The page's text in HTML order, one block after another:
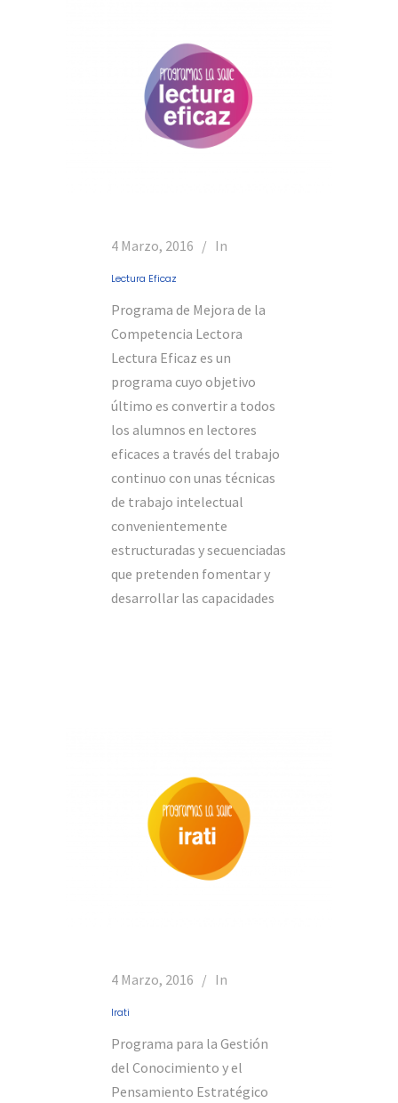
4 Marzo, 2016 In
Lectura Eficaz
Programa de Mejora de la
Competencia Lectora
Lectura Eficaz es un
programa cuyo objetivo
último es convertir a todos
los alumnos en lectores
eficaces a través del trabajo
continuo con unas técnicas
de trabajo intelectual
convenientemente
estructuradas y secuenciadas
que pretenden fomentar y
desarrollar las capacidades
4 Marzo, 2016 In
Irati
Programa para la Gestión
del Conocimiento y el
Pensamiento Estratégico